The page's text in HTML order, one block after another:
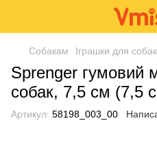
Собакам Іграшки для собак
Sprenger гумовий
собак, 7,5 см (7,5
Артикул: 58198_003_00